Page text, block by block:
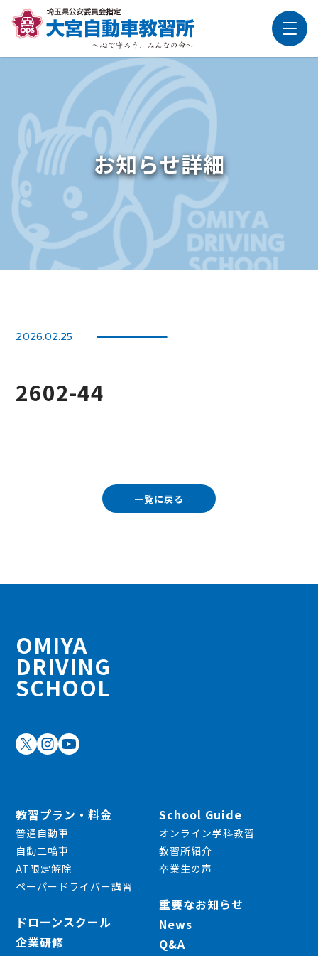
お知らせ詳細
2026.02.25
2602-44
一覧に戻る
OMIYA
DRIVING
SCHOOL
教習プラン・料金
普通自動車
自動二輪車
AT限定解除
ペーパードライバー講習
ドローンスクール
企業研修
School Guide
オンライン学科教習
教習所紹介
卒業生の声
重要なお知らせ
News
Q&A